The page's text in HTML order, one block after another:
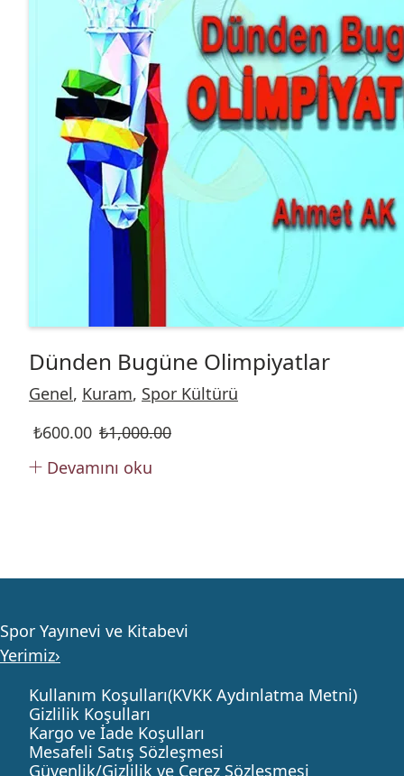
Dünden Bugüne Olimpiyatlar
Genel, Kuram, Spor Kültürü
₺1,000.00
₺600.00
Devamını oku
Spor Yayınevi ve Kitabevi
Yerimiz›
Kullanım Koşulları(KVKK Aydınlatma Metni)
Gizlilik Koşulları
Kargo ve İade Koşulları
Mesafeli Satış Sözleşmesi
Güvenlik/Gizlilik ve Çerez Sözleşmesi